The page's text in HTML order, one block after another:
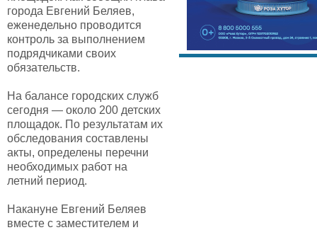
города Евгений Беляев,
еженедельно проводится
контроль за выполнением
подрядчиками своих
обязательств.
На балансе городских служб
сегодня — около 200 детских
площадок. По результатам их
обследования составлены
акты, определены перечни
необходимых работ на
летний период.
Накануне Евгений Беляев
вместе с заместителем и